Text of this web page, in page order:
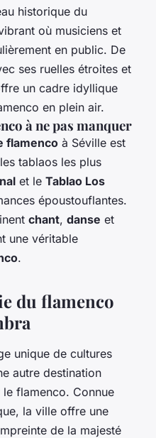
historique du
où musiciens et
en public. De
ses ruelles étroites et
un cadre idyllique
en plein air.
à ne pas manquer
flamenco à Séville est
tablaos les plus
et le Tablao Los
époustouflantes.
chant, danse et
une véritable
.
du flamenco
unique de cultures
autre destination
flamenco. Connue
la ville offre une
de la majesté